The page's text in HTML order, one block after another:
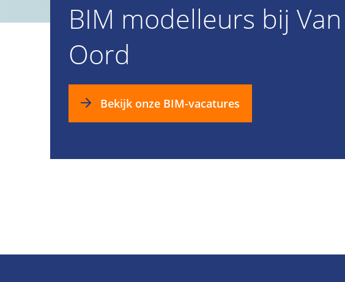
BIM modelleurs bij Van
Oord
Bekijk onze BIM-vacatures